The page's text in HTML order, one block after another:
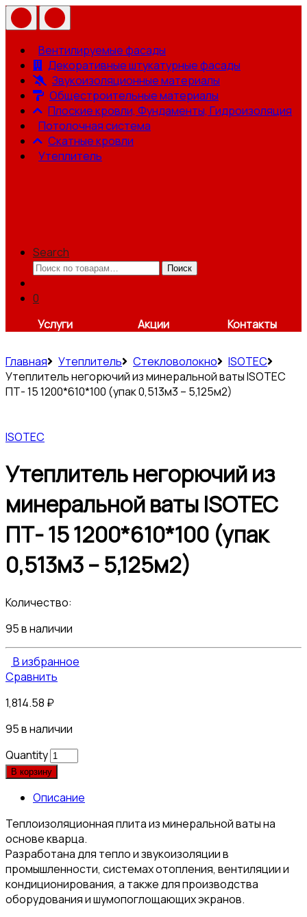
Вентилируемые фасады
Декоративные штукатурные фасады
Звукоизоляционные материалы
Общестроительные материалы
Плоские кровли, Фундаменты, Гидроизоляция
Потолочная система
Скатные кровли
Утеплитель
Search
Искать:
Поиск
0
Услуги
Акции Контакты
Главная Утеплитель Стекловолокно
ISOTEC
Утеплитель негорючий из минеральной ваты ISOTEC
ПТ- 15 1200*610*100 (упак 0,513м3 – 5,125м2)
ISOTEC
Утеплитель негорючий из
минеральной ваты ISOTEC
ПТ- 15 1200*610*100 (упак
0,513м3 – 5,125м2)
Количество:
95 в наличии
В избранное
Сравнить
1,814.58 ₽
95 в наличии
Quantity
В корзину
Описание
Теплоизоляционная плита из минеральной ваты на
основе кварца.
Разработана для тепло и звукоизоляции в
промышленности, системах отопления, вентиляции и
кондиционирования, а также для производства
оборудования и шумопоглощающих экранов.